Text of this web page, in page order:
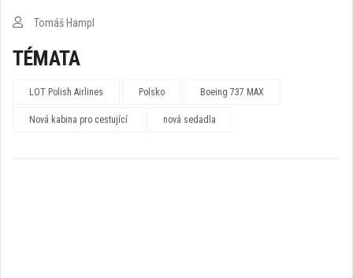
Tomáš Hampl
TÉMATA
LOT Polish Airlines Polsko Boeing 737 MAX
Nová kabina pro cestující nová sedadla